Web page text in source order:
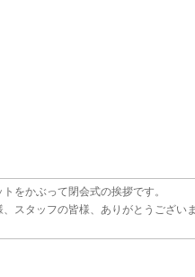
をかぶって閉会式の挨拶です。
、スタッフの皆様、ありがとうござい